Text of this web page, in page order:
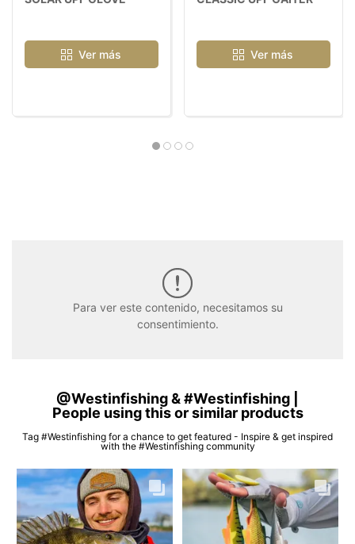
Ver más Ver más
Para ver este contenido, necesitamos su
consentimiento.
@Westinfishing & #Westinfishing |
People using this or similar products
Tag #Westinfishing for a chance to get featured - Inspire & get inspired
with the #Westinfishing community